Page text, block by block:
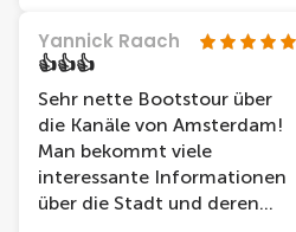
Yannick Raach
👍👍👍
Sehr nette Bootstour über
die Kanäle von Amsterdam!
Man bekommt viele
interessante Informationen
über die Stadt und deren